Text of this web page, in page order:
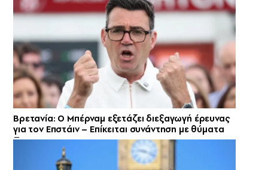
Βρετανία: Ο Μπέρναμ εξετάζει διεξαγωγή έρευνας
για τον Επστάιν – Επίκειται συνάντηση με θύματα